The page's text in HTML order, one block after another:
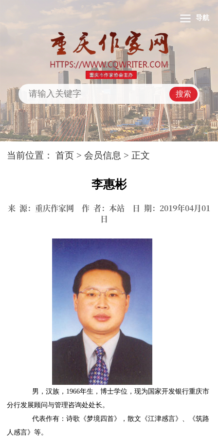
导航
搜索
当前位置：首页 >会员信息 > 正文
李惠彬
来 源：重庆作家网 作 者：本站 日 期：2019年04月01
日
男，汉族，1966年生，博士学位，现为国家开发银行重庆市
分行发展顾问与管理咨询处处长。
代表作有：诗歌《梦境四首》，散文《江津感言》、《筑路
人感言》等。